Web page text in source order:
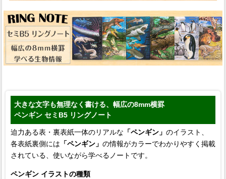
大きな文字も無理なく書ける、幅広の8mm横罫
ペンギン セミB5 リングノート
迫力ある表・裏表紙一体のリアルな 「ペンギン」 のイラスト、
各表紙裏側には 「ペンギン」 の情報がカラーでわかりやすく掲載
されている、使いながら学べるノートです。
ペンギン イラストの種類